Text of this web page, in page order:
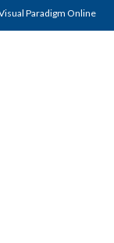
Paradigm Online